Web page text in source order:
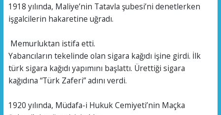
1918 yılında, Maliye’nin Tatavla şubesi’ni denetlerken
işgalcilerin hakaretine uğradı.
Memurluktan istifa etti.
Yabancıların tekelinde olan sigara kağıdı işine girdi. İlk
türk sigara kağıdı yapımını başlattı. Ürettiği sigara
kağıdına “Türk Zaferi” adını verdi.
1920 yılında, Müdafa-i Hukuk Cemiyeti’nin Maçka